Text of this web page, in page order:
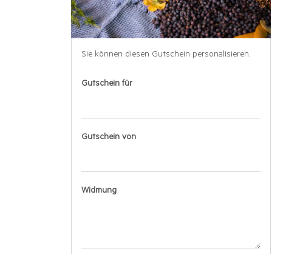
Sie können diesen Gutschein personalisieren.
Gutschein für
Gutschein von
Widmung